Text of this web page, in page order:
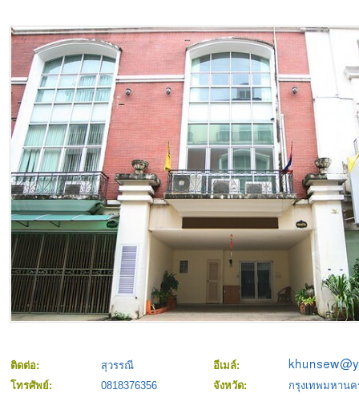
ติดต่อ: สุวรรณี
อีเมล์:
โทรศัพย์:
0818376356 จังหวัด: กรุงเทพมหานค